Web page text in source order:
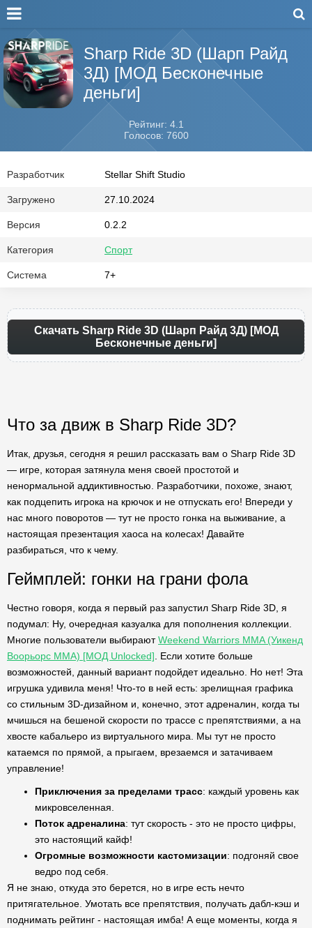
Sharp Ride 3D (Шарп Райд
3Д) [МОД Бесконечные
деньги]
Рейтинг: 4.1
Голосов: 7600
Разработчик Stellar Shift Studio
Загружено 27.10.2024
Версия 0.2.2
Категория Спорт
Система 7+
Скачать Sharp Ride 3D (Шарп Райд 3Д) [МОД
Бесконечные деньги]
Что за движ в Sharp Ride 3D?
Итак, друзья, сегодня я решил рассказать вам о Sharp Ride 3D
— игре, которая затянула меня своей простотой и
ненормальной аддиктивностью. Разработчики, похоже, знают,
как подцепить игрока на крючок и не отпускать его! Впереди у
нас много поворотов — тут не просто гонка на выживание, а
настоящая презентация хаоса на колесах! Давайте
разбираться, что к чему.
Геймплей: гонки на грани фола
Честно говоря, когда я первый раз запустил Sharp Ride 3D, я
подумал: Ну, очередная казуалка для пополнения коллекции.
Многие пользователи выбираютWeekend Warriors MMA (Уикенд
Воорьорс ММА) [МОД Unlocked] . Если хотите больше
возможностей, данный вариант подойдет идеально. Но нет! Эта
игрушка удивила меня! Что-то в ней есть: зрелищная графика
со стильным 3D-дизайном и, конечно, этот адреналин, когда ты
мчишься на бешеной скорости по трассе с препятствиями, а на
хвосте кабальеро из виртуального мира. Мы тут не просто
катаемся по прямой, а прыгаем, врезаемся и затачиваем
управление!
Приключения за пределами трасс: каждый уровень как
микровселенная.
Поток адреналина: тут скорость - это не просто цифры,
это настоящий кайф!
Огромные возможности кастомизации: подгоняй свое
ведро под себя.
Я не знаю, откуда это берется, но в игре есть нечто
притягательное. Умотать все препятствия, получать дабл-кэш и
поднимать рейтинг - настоящая имба! А еще моменты, когда я